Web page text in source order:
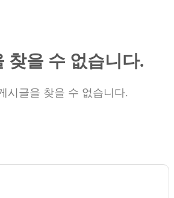
찾을 수 없습니다.
시글을 찾을 수 없습니다.